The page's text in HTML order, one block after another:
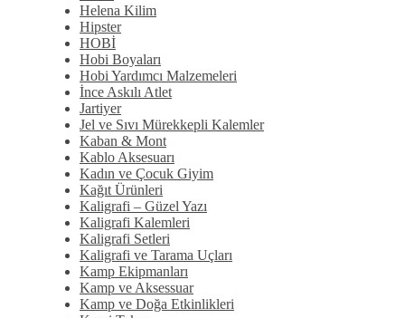
Helena Kilim
Hipster
HOBİ
Hobi Boyaları
Hobi Yardımcı Malzemeleri
İnce Askılı Atlet
Jartiyer
Jel ve Sıvı Mürekkepli Kalemler
Kaban & Mont
Kablo Aksesuarı
Kadın ve Çocuk Giyim
Kağıt Ürünleri
Kaligrafi – Güzel Yazı
Kaligrafi Kalemleri
Kaligrafi Setleri
Kaligrafi ve Tarama Uçları
Kamp Ekipmanları
Kamp ve Aksessuar
Kamp ve Doğa Etkinlikleri